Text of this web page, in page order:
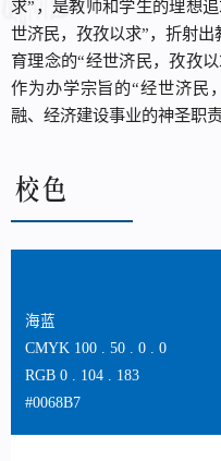
求”，是教师和学生的理想
世济民，孜孜以求”，折射
育理念的“经世济民，孜孜
作为办学宗旨的“经世济民
融、经济建设事业的神圣职责
校色
海蓝
CMYK 100 . 50 . 0 . 0
RGB 0 . 104 . 183
#0068B7